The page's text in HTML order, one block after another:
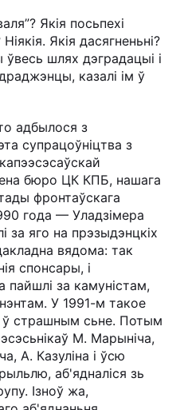
Якія посьпехі
Якія дасягненьні?
ўвесь шлях дэградацыі і
казалі ім ў
адбылося з
супрацоўніцтва з
бюро ЦК КПБ, нашага
фронтаўскага
года — Уладзімера
за яго на прэзыдэнцкіх
вядома: так
спонсары, і
пайшлі за камуністам,
У 1991-м такое
ў страшным сьне. Потым
М. Марыніча,
А. Казуліна і ўсю
аб'ядналіся зь
Ізноў жа,